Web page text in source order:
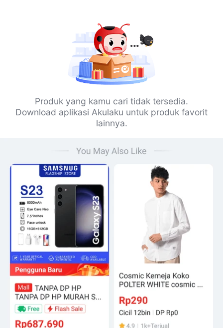
Produk yang kamu cari tidak tersedia.
Download aplikasi Akulaku untuk produk favorit
lainnya.